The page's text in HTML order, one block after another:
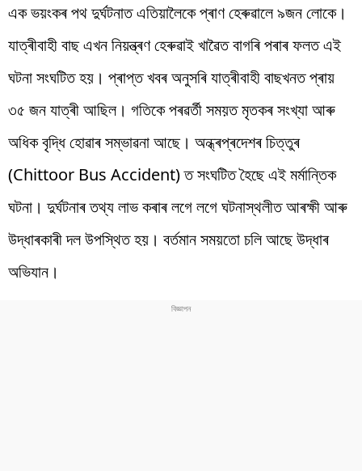
এক ভয়ংকৰ পথ দুৰ্ঘটনাত এতিয়ালৈকে প্ৰাণ হেৰুৱালে ৯জন লোকে।
যাত্ৰীবাহী বাছ এখন নিয়ন্ত্ৰণ হেৰুৱাই খাৱৈত বাগৰি পৰাৰ ফলত এই
ঘটনা সংঘটিত হয়। প্ৰাপ্ত খবৰ অনুসৰি যাত্ৰীবাহী বাছখনত প্ৰায়
৩৫ জন যাত্ৰী আছিল। গতিকে পৰৱৰ্তী সময়ত মৃতকৰ সংখ্যা আৰু
অধিক বৃদ্ধি হোৱাৰ সম্ভাৱনা আছে। অন্ধ্ৰপ্ৰদেশৰ চিত্তুৰ
(Chittoor Bus Accident) ত সংঘটিত হৈছে এই মৰ্মান্তিক
ঘটনা। দুৰ্ঘটনাৰ তথ্য লাভ কৰাৰ লগে লগে ঘটনাস্থলীত আৰক্ষী আৰু
উদ্ধাৰকাৰী দল উপস্থিত হয়। বৰ্তমান সময়তো চলি আছে উদ্ধাৰ
অভিযান।